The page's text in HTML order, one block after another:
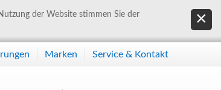
der Website stimmen Sie der
Marken Service & Kontakt